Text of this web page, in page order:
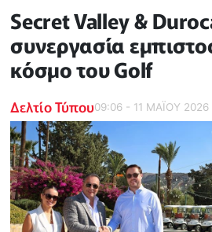
Secret Valley &
συνεργασία
κόσμο του Golf
Δελτίο Τύπου09:06 - 11 ΜΑΪ́ΟΥ 2026